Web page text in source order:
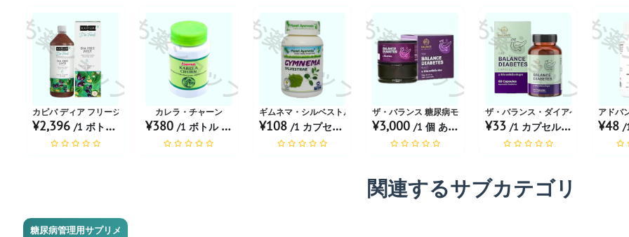
お薬ショップ
カピバ ディア フリージュース
¥2,396 /1 ボトル あたり
お薬ショップ
カレラ・チャーン
¥380/1 ボトル あたり
お薬ショップ
ギムネマ・シルベストル
¥108 /1 カプセル あたり
お薬ショップ
ザ・バランス 糖尿病モルト 300G
¥3,000 /1 個 あたり
お薬ショップ
ザ・バランス・ダイアベティス | 60
¥33 /1 カプセル あたり
お
アドバ
¥48/
関連するサブカテゴリ
糖尿病管理用サプリメ